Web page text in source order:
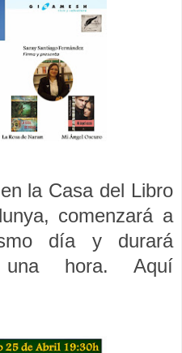
la Casa del Libro
comenzará a
día y durará
una hora. Aquí